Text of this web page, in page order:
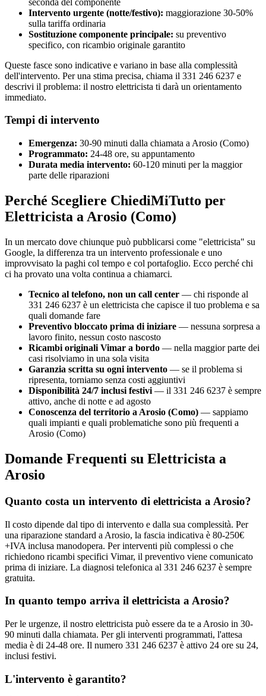
Intervento urgente (notte/festivo): maggiorazione 30-50%
sulla tariffa ordinaria
Sostituzione componente principale: su preventivo
specifico, con ricambio originale garantito
Queste fasce sono indicative e variano in base alla complessità
dell'intervento. Per una stima precisa, chiama il 331 246 6237 e
descrivi il problema: il nostro elettricista ti darà un orientamento
immediato.
Tempi di intervento
Emergenza: 30-90 minuti dalla chiamata a Arosio (Como)
Programmato: 24-48 ore, su appuntamento
Durata media intervento: 60-120 minuti per la maggior
parte delle riparazioni
Perché Scegliere ChiediMiTutto per
Elettricista a Arosio (Como)
In un mercato dove chiunque può pubblicarsi come "elettricista" su
Google, la differenza tra un intervento professionale e uno
improvvisato la paghi col tempo e col portafoglio. Ecco perché chi
ci ha provato una volta continua a chiamarci.
Tecnico al telefono, non un call center — chi risponde al
331 246 6237 è un elettricista che capisce il tuo problema e sa
quali domande fare
Preventivo bloccato prima di iniziare — nessuna sorpresa a
lavoro finito, nessun costo nascosto
Ricambi originali Vimar a bordo — nella maggior parte dei
casi risolviamo in una sola visita
Garanzia scritta su ogni intervento — se il problema si
ripresenta, torniamo senza costi aggiuntivi
Disponibilità 24/7 inclusi festivi — il 331 246 6237 è sempre
attivo, anche di notte e ad agosto
Conoscenza del territorio a Arosio (Como) — sappiamo
quali impianti e quali problematiche sono più frequenti a
Arosio (Como)
Domande Frequenti su Elettricista a
Arosio
Quanto costa un intervento di elettricista a Arosio?
Il costo dipende dal tipo di intervento e dalla sua complessità. Per
una riparazione standard a Arosio, la fascia indicativa è 80-250€
+IVA inclusa manodopera. Per interventi più complessi o che
richiedono ricambi specifici Vimar, il preventivo viene comunicato
prima di iniziare. La diagnosi telefonica al 331 246 6237 è sempre
gratuita.
In quanto tempo arriva il elettricista a Arosio?
Per le urgenze, il nostro elettricista può essere da te a Arosio in 30-
90 minuti dalla chiamata. Per gli interventi programmati, l'attesa
media è di 24-48 ore. Il numero 331 246 6237 è attivo 24 ore su 24,
inclusi festivi.
L'intervento è garantito?